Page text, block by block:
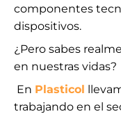
componentes
dispositivos.
¿Pero sabes
en nuestras vidas?
En Plasticol
trabajando en el